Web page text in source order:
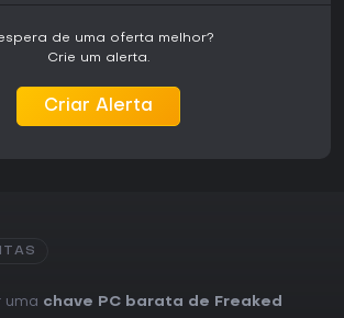
de uma oferta melhor?
Crie um alerta.
Criar Alerta
uma chave PC barata de Freaked